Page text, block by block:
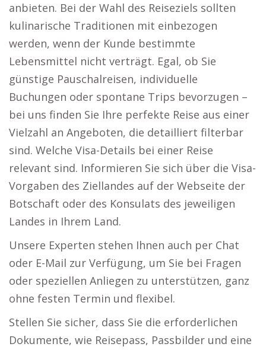
anbieten. Bei der Wahl des Reiseziels sollten
kulinarische Traditionen mit einbezogen
werden, wenn der Kunde bestimmte
Lebensmittel nicht verträgt. Egal, ob Sie
günstige Pauschalreisen, individuelle
Buchungen oder spontane Trips bevorzugen –
bei uns finden Sie Ihre perfekte Reise aus einer
Vielzahl an Angeboten, die detailliert filterbar
sind. Welche Visa-Details bei einer Reise
relevant sind. Informieren Sie sich über die Visa-
Vorgaben des Ziellandes auf der Webseite der
Botschaft oder des Konsulats des jeweiligen
Landes in Ihrem Land.
Unsere Experten stehen Ihnen auch per Chat
oder E-Mail zur Verfügung, um Sie bei Fragen
oder speziellen Anliegen zu unterstützen, ganz
ohne festen Termin und flexibel.
Stellen Sie sicher, dass Sie die erforderlichen
Dokumente, wie Reisepass, Passbilder und eine